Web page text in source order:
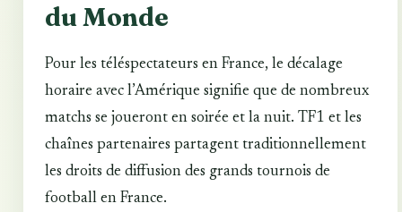
du Monde
Pour les téléspectateurs en France, le décalage
horaire avec l’Amérique signifie que de nombreux
matchs se joueront en soirée et la nuit. TF1 et les
chaînes partenaires partagent traditionnellement
les droits de diffusion des grands tournois de
football en France.